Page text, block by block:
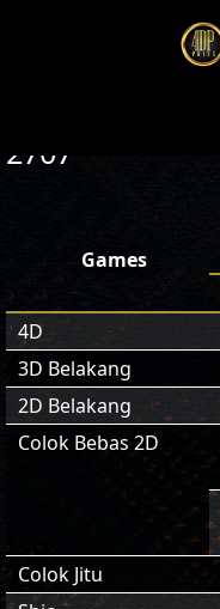
2707
Games
4D
3D Belakang
2D Belakang
Colok Bebas 2D
Colok Jitu